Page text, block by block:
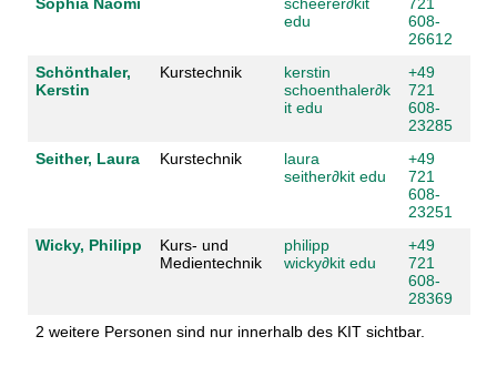
edu
608-
26612
Schönthaler,
Kerstin
Kurstechnik
kerstin
schoenthaler∂k
it edu
+49
721
608-
23285
Seither, Laura
Kurstechnik
laura
seither∂kit edu
+49
721
608-
23251
Wicky, Philipp
Kurs- und
Medientechnik
philipp
wicky∂kit edu
+49
721
608-
28369
2 weitere Personen sind nur innerhalb des KIT sichtbar.